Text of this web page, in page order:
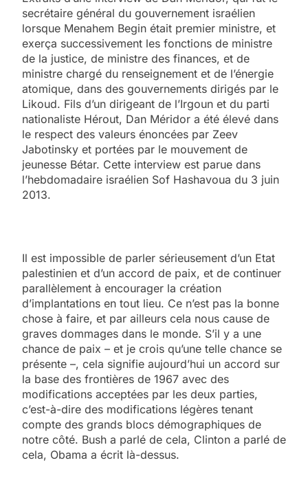
secrétaire général du gouvernement israélien
lorsque Menahem Begin était premier ministre, et
exerça successivement les fonctions de ministre
de la justice, de ministre des finances, et de
ministre chargé du renseignement et de l’énergie
atomique, dans des gouvernements dirigés par le
Likoud. Fils d’un dirigeant de l’Irgoun et du parti
nationaliste Hérout, Dan Méridor a été élevé dans
le respect des valeurs énoncées par Zeev
Jabotinsky et portées par le mouvement de
jeunesse Bétar. Cette interview est parue dans
l’hebdomadaire israélien Sof Hashavoua du 3 juin
2013.
Il est impossible de parler sérieusement d’un Etat
palestinien et d’un accord de paix, et de continuer
parallèlement à encourager la création
d’implantations en tout lieu. Ce n’est pas la bonne
chose à faire, et par ailleurs cela nous cause de
graves dommages dans le monde. S’il y a une
chance de paix – et je crois qu’une telle chance se
présente –, cela signifie aujourd’hui un accord sur
la base des frontières de 1967 avec des
modifications acceptées par les deux parties,
c’est-à-dire des modifications légères tenant
compte des grands blocs démographiques de
notre côté. Bush a parlé de cela, Clinton a parlé de
cela, Obama a écrit là-dessus.